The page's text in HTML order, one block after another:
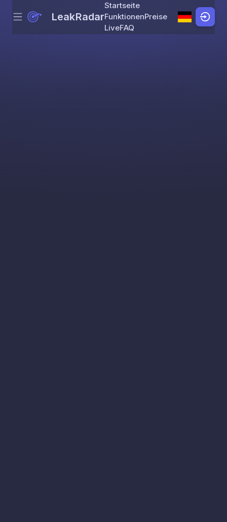
Skip to content
Menu LeakRadar
Startseite
FunktionenPreise
LiveFAQ